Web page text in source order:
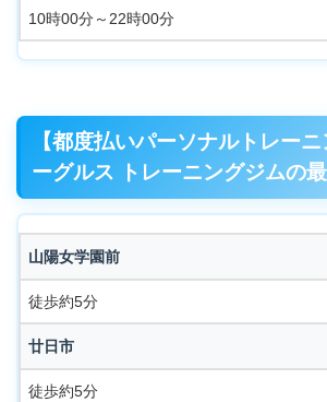
10時00分～22時00分
【都度払いパーソナルトレー
ーグルス トレーニングジムの
山陽女学園前
徒歩約5分
廿日市
徒歩約5分